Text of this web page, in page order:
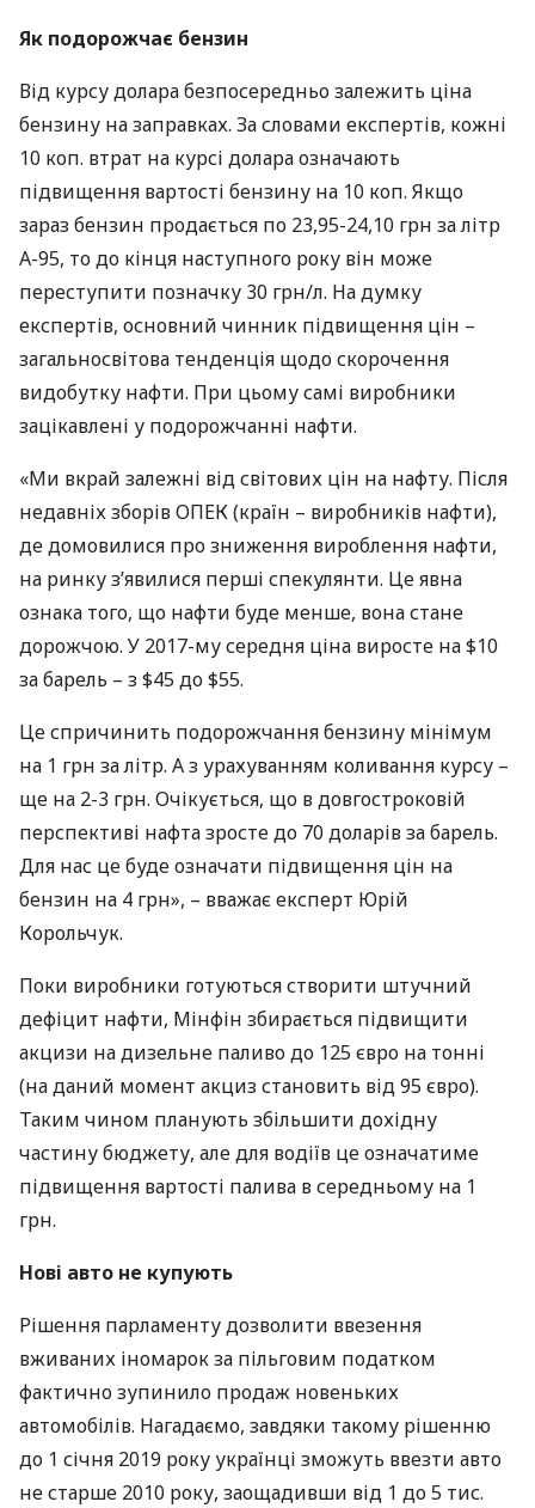
Як подорожчає бензин
Від курсу долара безпосередньо залежить ціна
бензину на заправках. За словами експертів, кожні
10 коп. втрат на курсі долара означають
підвищення вартості бензину на 10 коп. Якщо
зараз бензин продається по 23,95-24,10 грн за літр
А-95, то до кінця наступного року він може
переступити позначку 30 грн/л. На думку
експертів, основний чинник підвищення цін –
загальносвітова тенденція щодо скорочення
видобутку нафти. При цьому самі виробники
зацікавлені у подорожчанні нафти.
«Ми вкрай залежні від світових цін на нафту. Після
недавніх зборівОПЕК(країн – виробників нафти),
де домовилися про зниження вироблення нафти,
на ринку з’явилися перші спекулянти. Це явна
ознака того, що нафти буде менше, вона стане
дорожчою. У 2017-му середня ціна виросте на $10
за барель – з $45 до $55.
Це спричинить подорожчання бензину мінімум
на 1 грн за літр. А з урахуванням коливання курсу –
ще на 2-3 грн. Очікується, що в довгостроковій
перспективі нафта зросте до 70 доларів за барель.
Для нас це буде означати підвищення цін на
бензин на 4 грн», – вважає експерт Юрій
Корольчук.
Поки виробники готуються створити штучний
дефіцит нафти, Мінфін збирається підвищити
акцизи на дизельне паливо до 125 євро на тонні
(на даний момент акциз становить від 95 євро).
Таким чином планують збільшити дохідну
частину бюджету, але для водіїв це означатиме
підвищення вартості палива в середньому на 1
грн.
Нові авто не купують
Рішення парламенту дозволити ввезення
вживаних іномарок за пільговим податком
фактично зупинило продаж новеньких
автомобілів. Нагадаємо, завдяки такому рішенню
до 1 січня 2019 року українці зможуть ввезти авто
не старше 2010 року, заощадивши від 1 до 5 тис.